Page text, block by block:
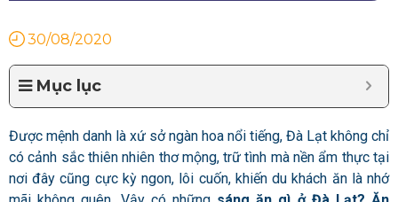
30/08/2020
Mục lục
Được mệnh danh là xứ sở ngàn hoa nổi tiếng, Đà Lạt không chỉ
có cảnh sắc thiên nhiên thơ mộng, trữ tình mà nền ẩm thực tại
nơi đây cũng cực kỳ ngon, lôi cuốn, khiến du khách ăn là nhớ